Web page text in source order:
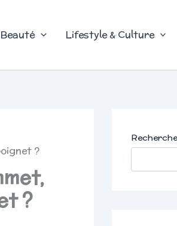
Lifestyle & Culture
?
?